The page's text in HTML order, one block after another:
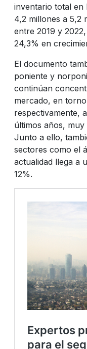
inventario total en
4,2 millones a 5,2
entre 2019 y
24,3% en
El documento
poniente y
continúan
mercado, en
respectivamente,
últimos años,
Junto a ello,
sectores como el
actualidad llega a
12%.